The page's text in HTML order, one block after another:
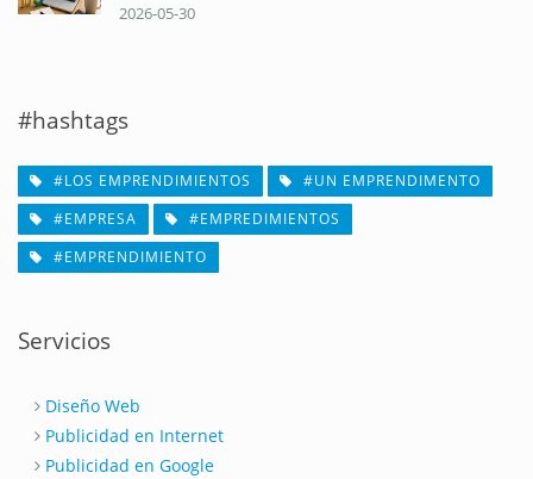
2026-05-30
#hashtags
#LOS EMPRENDIMIENTOS
#UN EMPRENDIMENTO
#EMPRESA
#EMPREDIMIENTOS
#EMPRENDIMIENTO
Servicios
Diseño Web
Publicidad en Internet
Publicidad en Google